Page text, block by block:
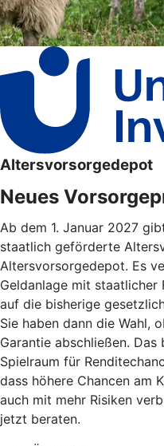
Altersvorsorgedepot
Neues
Ab dem 1. Januar 2027
staatlich geförderte
Altersvorsorgedepot. Es
Geldanlage mit
auf die bisherige
Sie haben dann die Wahl,
Garantie abschließen.
Spielraum für
dass höhere Chancen am
auch mit mehr Risiken
jetzt beraten.